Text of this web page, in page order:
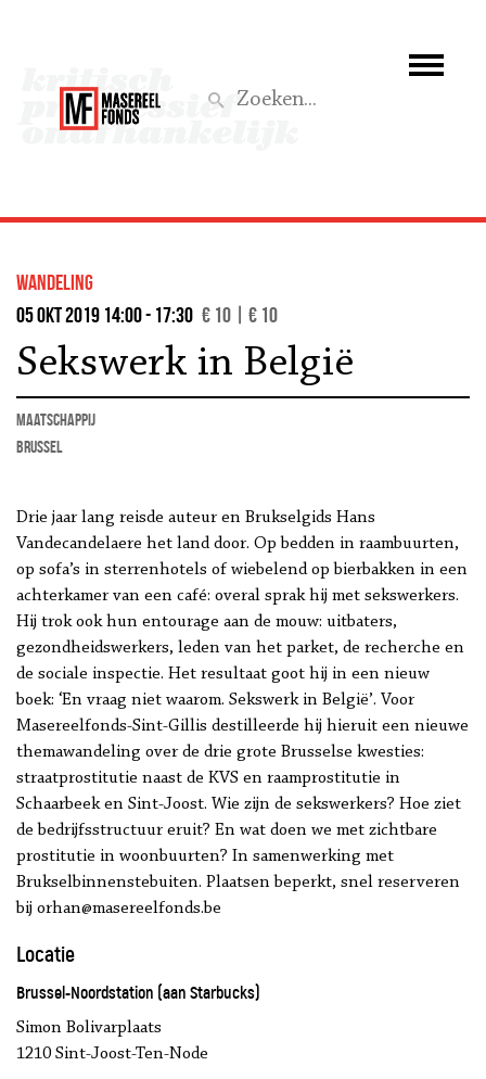
Wat we doen
Steun ons
Aktief
wandeling
05 okt 2019 14:00 - 17:30 € 10 | € 10
Sekswerk in België
maatschappij
Brussel
Drie jaar lang reisde auteur en Brukselgids Hans
Vandecandelaere het land door. Op bedden in raambuurten,
op sofa’s in sterrenhotels of wiebelend op bierbakken in een
achterkamer van een café: overal sprak hij met sekswerkers.
Hij trok ook hun entourage aan de mouw: uitbaters,
gezondheidswerkers, leden van het parket, de recherche en
de sociale inspectie. Het resultaat goot hij in een nieuw
boek: ‘En vraag niet waarom. Sekswerk in België’. Voor
Masereelfonds-Sint-Gillis destilleerde hij hieruit een nieuwe
themawandeling over de drie grote Brusselse kwesties:
straatprostitutie naast de KVS en raamprostitutie in
Schaarbeek en Sint-Joost. Wie zijn de sekswerkers? Hoe ziet
de bedrijfsstructuur eruit? En wat doen we met zichtbare
prostitutie in woonbuurten? In samenwerking met
Brukselbinnenstebuiten. Plaatsen beperkt, snel reserveren
bij orhan@masereelfonds.be
Locatie
Brussel-Noordstation (aan Starbucks)
Simon Bolivarplaats
1210 Sint-Joost-Ten-Node